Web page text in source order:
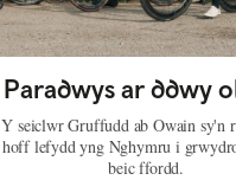
Paradwys ar ddwy
Y seiclwr Gruffudd ab Owain sy'n
hoff lefydd yng Nghymru i
beic ffordd.